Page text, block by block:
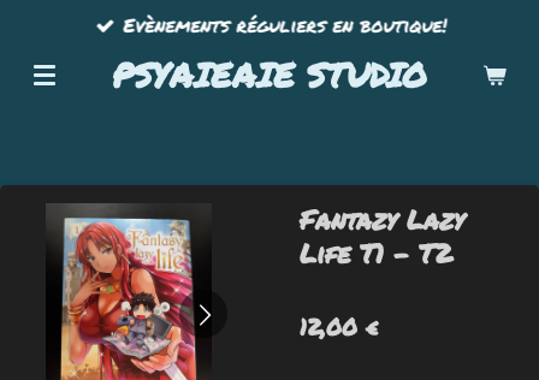
contenu
PSYAIEAIE STUDIO
Evènements réguliers en boutique!
Fantazy Lazy
Life T1 - T2
12,00 €